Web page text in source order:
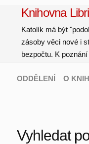
Knihovna
Katolík má být
zásoby věci nové i
bezpočtu. K
ODDĚLENÍ O
Vyhledat